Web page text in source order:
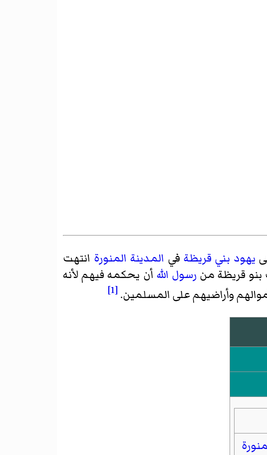
يهود بني قريظة في المدينة المنورة انتهت
قريظة من رسول الله أن يحكمه فيهم لأنه
وأراضيهم على المسلمين. [1]